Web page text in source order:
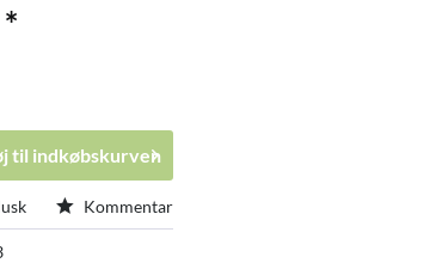
til indkøbskurven
Kommentar